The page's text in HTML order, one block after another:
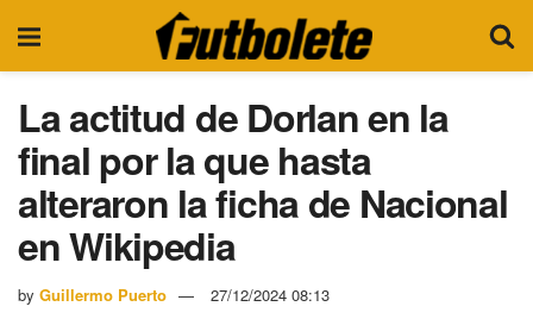
La actitud de Dorlan en la
final por la que hasta
alteraron la ficha de Nacional
en Wikipedia
by Guillermo Puerto 27/12/2024 08:13